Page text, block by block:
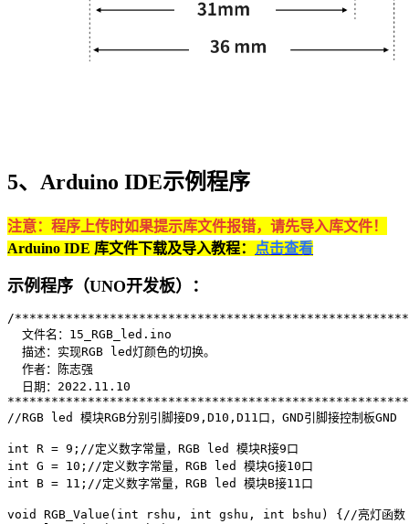
5、Arduino IDE示例程序
注意：程序上传时如果提示库文件报错，请先导入库文件！
Arduino IDE 库文件下载及导入教程： 点击查看
示例程序（UNO开发板）：
/
  文件名：15_RGB_led.ino
  描述：实现RGB led灯颜色的切换。
  作者：陈志强
  日期：2022.11.10
//RGB led 模块RGB分别引脚接D9,D10,D11口，GND引脚接控制板GND
int R = 9;//定义数字常量，RGB led 模块R接9口
int G = 10;//定义数字常量，RGB led 模块G接10口
int B = 11;//定义数字常量，RGB led 模块B接11口
void RGB_Value(int rshu, int gshu, int bshu) {//亮灯函数